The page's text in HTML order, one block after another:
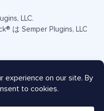
LLC.
は Semper Plugins, LLC